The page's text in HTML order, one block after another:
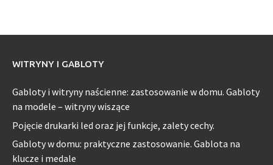
WITRYNY I GABLOTY
Gabloty i witryny naścienne: zastosowanie w domu. Gabloty
na modele – witryny wiszące
Pojęcie drukarki led oraz jej funkcje, zalety cechy.
Gabloty w domu: praktyczne zastosowanie. Gablota na
klucze i medale